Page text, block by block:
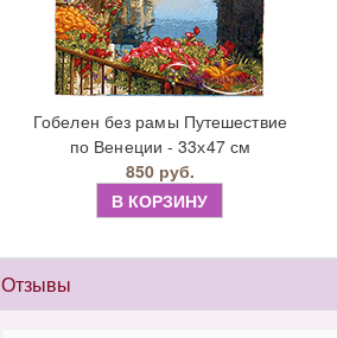
Гобелен без рамы Путешествие
по Венеции - 33х47 см
850 руб.
В КОРЗИНУ
Отзывы